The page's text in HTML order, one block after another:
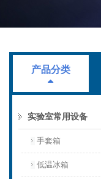
产品分类
实验室常用设备
手套箱
低温冰箱